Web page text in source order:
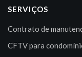
SERVIÇOS
Contrato de
CFTV para